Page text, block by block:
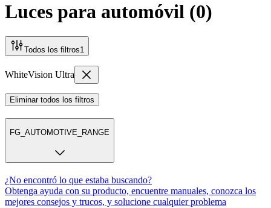
Luces para automóvil (0)
Todos los filtros1
WhiteVision Ultra
Eliminar todos los filtros
FG_AUTOMOTIVE_RANGE
¿No encontró lo que estaba buscando?
Obtenga ayuda con su producto, encuentre manuales, conozca los
mejores consejos y trucos, y solucione cualquier problema